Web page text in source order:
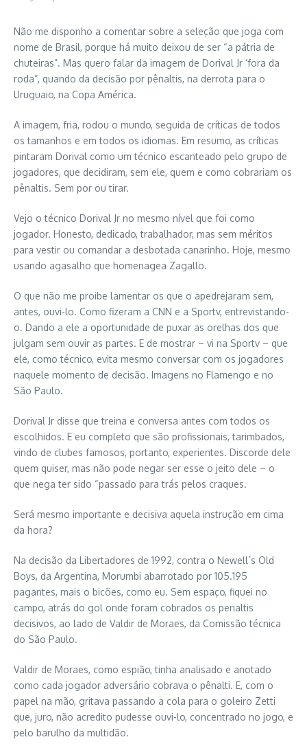
Não me disponho a comentar sobre a seleção que joga com
nome de Brasil, porque há muito deixou de ser “a pátria de
chuteiras”. Mas quero falar da imagem de Dorival Jr ‘fora da
roda”, quando da decisão por pênaltis, na derrota para o
Uruguaio, na Copa América.
A imagem, fria, rodou o mundo, seguida de críticas de todos
os tamanhos e em todos os idiomas. Em resumo, as críticas
pintaram Dorival como um técnico escanteado pelo grupo de
jogadores, que decidiram, sem ele, quem e como cobrariam os
pênaltis. Sem por ou tirar.
Vejo o técnico Dorival Jr no mesmo nível que foi como
jogador. Honesto, dedicado, trabalhador, mas sem méritos
para vestir ou comandar a desbotada canarinho. Hoje, mesmo
usando agasalho que homenagea Zagallo.
O que não me proibe lamentar os que o apedrejaram sem,
antes, ouvi-lo. Como fizeram a CNN e a Sportv, entrevistando-
o. Dando a ele a oportunidade de puxar as orelhas dos que
julgam sem ouvir as partes. E de mostrar – vi na Sportv – que
ele, como técnico, evita mesmo conversar com os jogadores
naquele momento de decisão. Imagens no Flamengo e no
São Paulo.
Dorival Jr disse que treina e conversa antes com todos os
escolhidos. E eu completo que são profissionais, tarimbados,
vindo de clubes famosos, portanto, experientes. Discorde dele
quem quiser, mas não pode negar ser esse o jeito dele – o
que nega ter sido “passado para trás pelos craques.
Será mesmo importante e decisiva aquela instrução em cima
da hora?
Na decisão da Libertadores de 1992, contra o Newell´s Old
Boys, da Argentina, Morumbi abarrotado por 105.195
pagantes, mais o bicões, como eu. Sem espaço, fiquei no
campo, atrás do gol onde foram cobrados os penaltis
decisivos, ao lado de Valdir de Moraes, da Comissão técnica
do São Paulo.
Valdir de Moraes, como espião, tinha analisado e anotado
como cada jogador adversário cobrava o pênalti. E, com o
papel na mão, gritava passando a cola para o goleiro Zetti
que, juro, não acredito pudesse ouvi-lo, concentrado no jogo, e
pelo barulho da multidão.